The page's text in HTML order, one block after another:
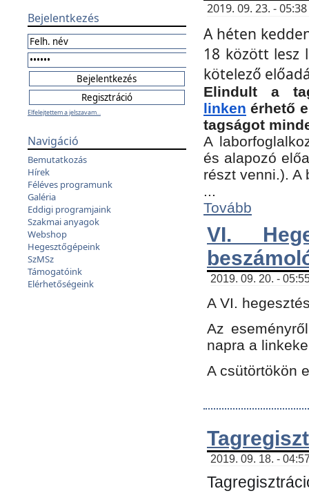
Bejelentkezés
Elfelejtettem a jelszavam...
Navigáció
Bemutatkozás
Hírek
Féléves programunk
Galéria
Eddigi programjaink
Szakmai anyagok
Webshop
Hegesztőgépeink
SzMSz
Támogatóink
Elérhetőségeink
2019. 09. 23. -
A héten
18 között lesz
kötelező
Elindult a
linken érhető
tagságot
A
és alapozó
részt venni.).
...
Tovább
VI.
2019. 09. 20. -
A VI.
Az
napra a
A csütörtökön
2019. 09. 18. -